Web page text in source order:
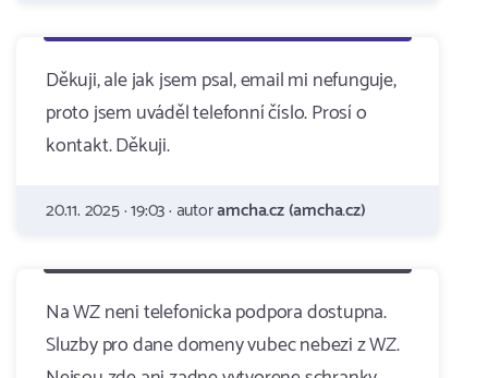
Děkuji, ale jak jsem psal, email mi nefunguje,
proto jsem uváděl telefonní číslo. Prosí o
kontakt. Děkuji.
20.11. 2025 · 19:03 · autoramcha.cz (amcha.cz)
Na WZ neni telefonicka podpora dostupna.
Sluzby pro dane domeny vubec nebezi z WZ.